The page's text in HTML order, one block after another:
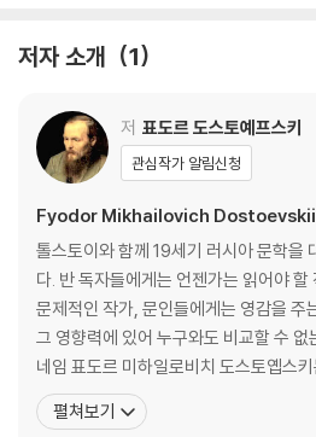
저자 소개 1
저 표도르 도스토예프스키
관심작가 알림신청
Fyodor Mikhailovich Dostoevskii
톨스토이와 함께 19세기 러시아 문학을
다. 반 독자들에게는 언젠가는 읽어야
문제적인 작가, 문인들에게는 영감을 주
그 영향력에 있어 누구와도 비교할 수
네임 표도르 미하일로비치 도스토옙스
으로는 11월 11일) 군의관이었던 미하일
로 태어났다. 그의 아버지는 모스크바 빈
펼쳐보기